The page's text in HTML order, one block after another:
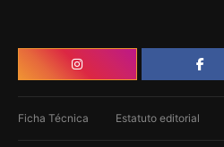
Ficha Técnica Estatuto editorial